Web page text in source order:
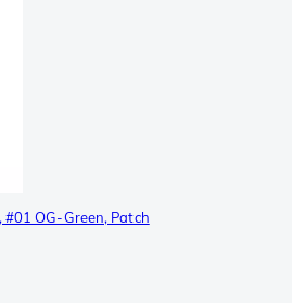
OG-Green, Patch